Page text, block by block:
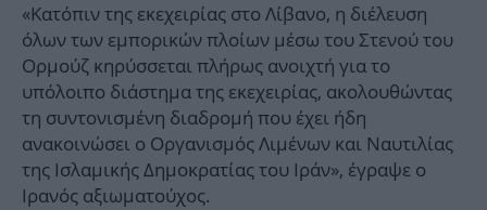
«Κατόπιν της εκεχειρίας στο Λίβανο, η διέλευση
όλων των εμπορικών πλοίων μέσω του Στενού του
Ορμούζ κηρύσσεται πλήρως ανοιχτή για το
υπόλοιπο διάστημα της εκεχειρίας, ακολουθώντας
τη συντονισμένη διαδρομή που έχει ήδη
ανακοινώσει ο Οργανισμός Λιμένων και Ναυτιλίας
της Ισλαμικής Δημοκρατίας του Ιράν», έγραψε ο
Ιρανός αξιωματούχος.